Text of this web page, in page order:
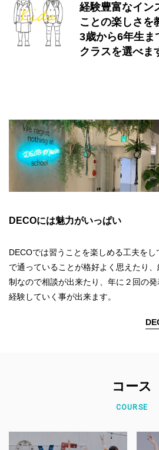
経験豊富なイン
ことの楽しさを
3歳から6年生ま
クラスを選べま
DECOには魅力がいっぱい
DECOでは習うことを楽しめる工夫を
で通っていることが格好よく思えたり
制なので相談が出来たり、年に２回の
経験していく事が出来ます。
コース
COURSE